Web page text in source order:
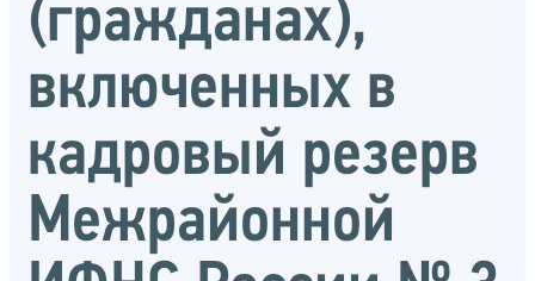
(гражданах),
включенных в
кадровый резерв
Межрайонной